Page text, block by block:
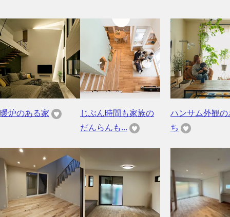
暖炉のある家
じぶん時間も家族の
だんらんも...
ハンサム外観の
ち